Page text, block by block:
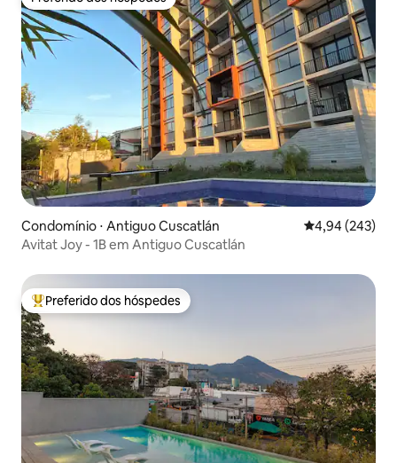
Preferido dos hóspedes
Condomínio ⋅ Antiguo Cuscatlán 4,94 de uma
4,94 (243)
Avitat Joy - 1B em Antiguo Cuscatlán
Entre os melhores preferidos dos hóspedes
Preferido dos hóspedes